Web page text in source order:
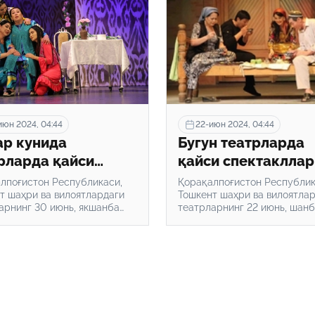
2024, 04:44
кунида
қайси
қўйилади?
Республикаси,
шаҳри ва вилоятлардаги
30 июнь, якшанба
22-июн 2024, 04:44
Бугун театрларда
қайси спектакллар
қўйилади?
Қорақалпоғистон
Тошкент шаҳри ва
театрларнинг 22 июнь,